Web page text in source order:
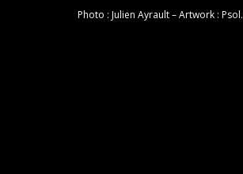
Photo : Julien Ayrault – Artwork : Psol.